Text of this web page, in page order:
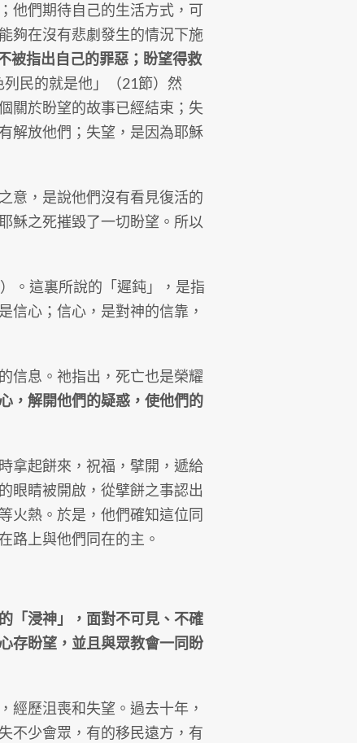
他們期待自己的生活方式，可
夠在沒有悲劇發生的情況下施
被指出自己的罪惡；盼望得救
民的就是他」（21節）然
關於盼望的故事已經結束；失
解放他們；失望，是因為耶穌
，是說他們沒有看見復活的
穌之死摧毀了一切盼望。所以
。這裏所說的「遲鈍」，是指
信心；信心，是對神的信靠，
息。祂指出，死亡也是榮耀
，解開他們的疑惑，使他們的
起餅來，祝福，擘開，遞給
眼睛被開啟，從擘餅之事認出
火熱。於是，他們確知這位同
路上與他們同在的主。
「浸神」，面對不可見、不確
存盼望，並且與眾教會一同盼
歷沮喪和失望。過去十年，
不少會眾，有的移民遠方，有